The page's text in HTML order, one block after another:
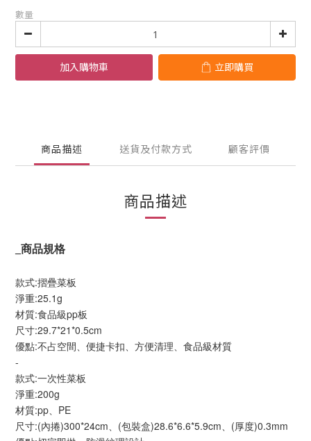
數量
加入購物車 立即購買
商品描述 送貨及付款方式 顧客評價
商品描述
商品規格
款式:摺疊菜板
淨重:25.1g
材質:食品級pp板
尺寸:29.7*21*0.5cm
優點:不占空間、便捷卡扣、方便清理、食品級材質
-
款式:一次性菜板
淨重:200g
材質:pp、PE
尺寸:(內捲)300*24cm、(包裝盒)28.6*6.6*5.9cm、(厚度)0.3mm